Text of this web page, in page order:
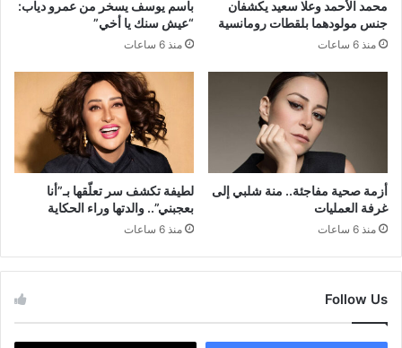
محمد الأحمد وعلا سعيد يكشفان
جنس مولودهما بلقطات رومانسية
منذ 6 ساعات
باسم يوسف يسخر من عمرو دياب:
“عيش سنك يا أخي”
منذ 6 ساعات
أزمة صحية مفاجئة.. منة شلبي إلى
غرفة العمليات
منذ 6 ساعات
لطيفة تكشف سر تعلّقها بـ”أنا
بعجبني”.. والدتها وراء الحكاية
منذ 6 ساعات
Follow Us